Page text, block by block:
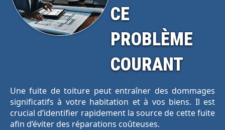
CE
PROBLÈME
COURANT
Une fuite de toiture peut entraîner des dommages
significatifs à votre habitation et à vos biens. Il est
crucial d’identifier rapidement la source de cette fuite
afin d’éviter des réparations coûteuses.